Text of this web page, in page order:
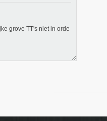
grove TT's niet in orde